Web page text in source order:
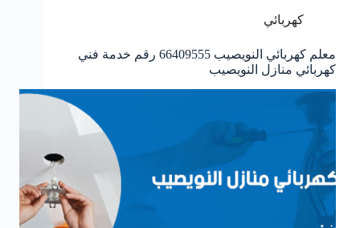
كهربائي
معلم كهربائي النويصيب 66409555 رقم خدمة فني
كهربائي منازل النويصيب